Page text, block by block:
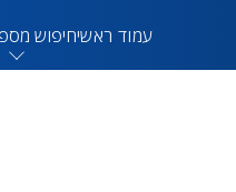
עמוד ראשיחיפוש